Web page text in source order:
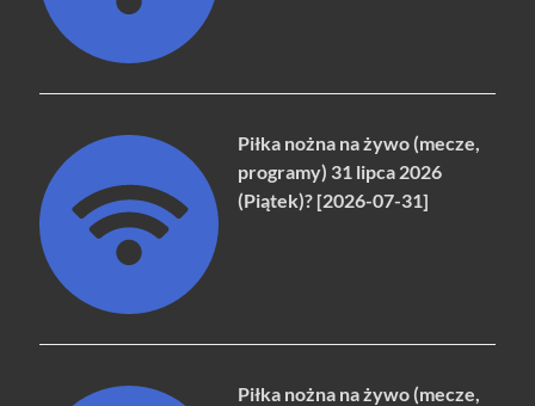
Piłka nożna na żywo (mecze,
programy) 31 lipca 2026
(Piątek)? [2026-07-31]
Piłka nożna na żywo (mecze,